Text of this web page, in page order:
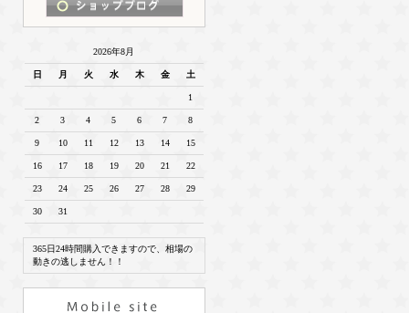
2026年8月
日 月 火 水 木 金 土
1
2 3 4 5 6 7 8
9 10 11 12 13 14 15
16 17 18 19 20 21 22
23 24 25 26 27 28 29
30 31
365日24時間購入できますので、相場の
動きの逃しません！！